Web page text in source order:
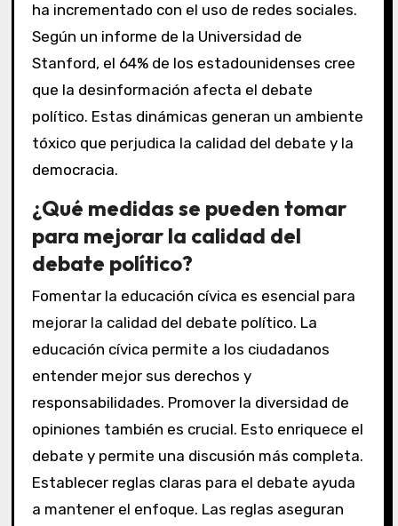
ha incrementado con el uso de redes sociales.
Según un informe de la Universidad de
Stanford, el 64% de los estadounidenses cree
que la desinformación afecta el debate
político. Estas dinámicas generan un ambiente
tóxico que perjudica la calidad del debate y la
democracia.
¿Qué medidas se pueden tomar
para mejorar la calidad del
debate político?
Fomentar la educación cívica es esencial para
mejorar la calidad del debate político. La
educación cívica permite a los ciudadanos
entender mejor sus derechos y
responsabilidades. Promover la diversidad de
opiniones también es crucial. Esto enriquece el
debate y permite una discusión más completa.
Establecer reglas claras para el debate ayuda
a mantener el enfoque. Las reglas aseguran